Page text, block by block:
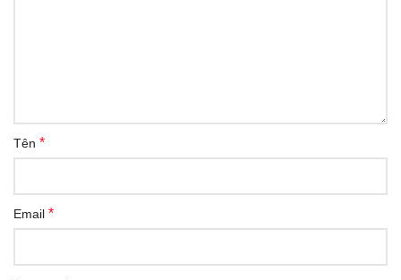
Tên *
Email *